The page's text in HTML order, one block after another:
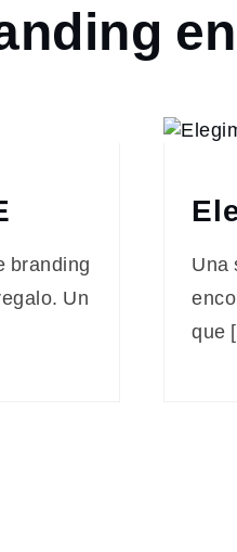
branding
Un
Una
que